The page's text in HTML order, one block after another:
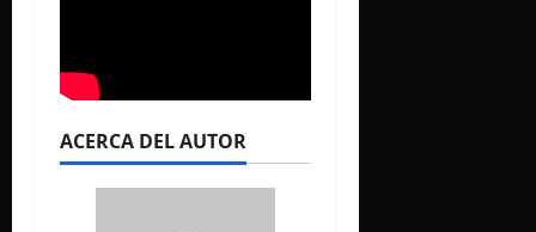
ACERCA DEL AUTOR